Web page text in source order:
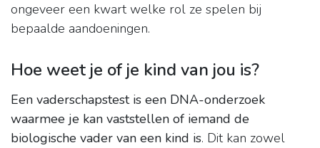
ongeveer een kwart welke rol ze spelen bij
bepaalde aandoeningen.
Hoe weet je of je kind van jou is?
Een vaderschapstest is een DNA-onderzoek
waarmee je kan vaststellen of iemand de
biologische vader van een kind is. Dit kan zowel